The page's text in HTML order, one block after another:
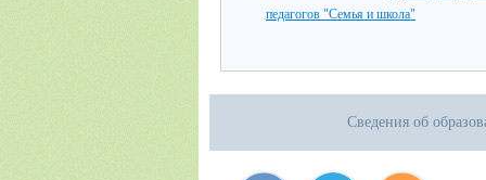
педагогов "Семья и школа"
Сведения об